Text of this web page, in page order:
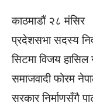
काठमाडौं २८ मंसिर
प्रदेशसभा सदस्य
सिटमा विजय
समाजवादी फोरम
सरकार निर्माणसँगै